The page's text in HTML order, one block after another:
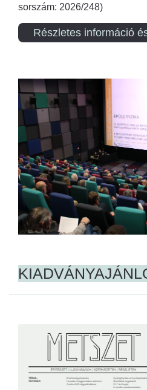
sorszám: 2026/248)
Részletes információ